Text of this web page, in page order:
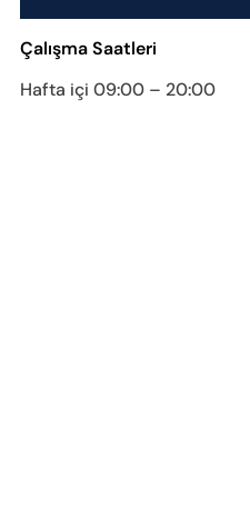
Çalışma Saatleri
Hafta içi 09:00 – 20:00